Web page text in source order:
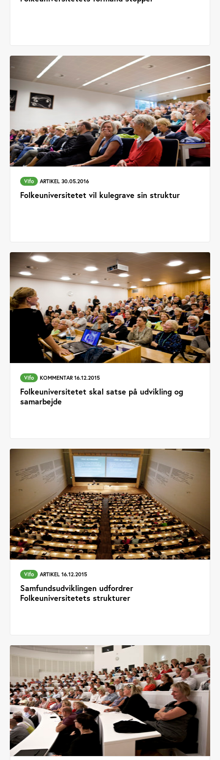
Vifo ARTIKEL 30.05.2016
Folkeuniversitetet vil kulegrave sin struktur
Vifo KOMMENTAR 16.12.2015
Folkeuniversitetet skal satse på udvikling og
samarbejde
Vifo ARTIKEL 16.12.2015
Samfundsudviklingen udfordrer
Folkeuniversitetets strukturer